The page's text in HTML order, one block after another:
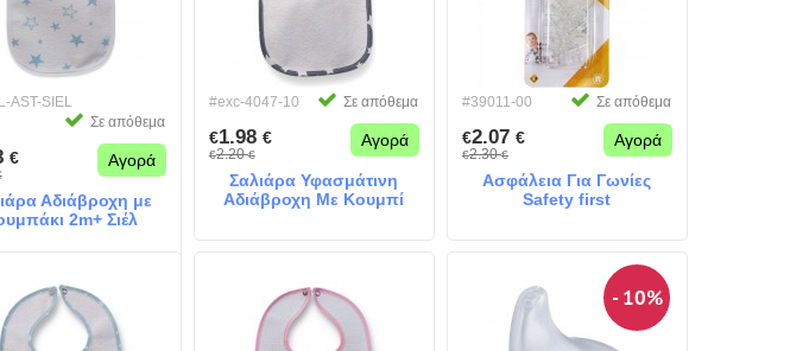
AST-SIEL
Σε απόθεμα
€ Αγορά
Αδιάβροχη με
2m+ Σιέλ
#exc-4047-10 Σε απόθεμα
€1.98 €
€2.20€
Αγορά
Σαλιάρα Υφασμάτινη
Αδιάβροχη Με Κουμπί
#39011-00 Σε απόθεμα
€2.07 €
€2.30€
Αγορά
Ασφάλεια Για Γωνίες
Safety first
- 10%